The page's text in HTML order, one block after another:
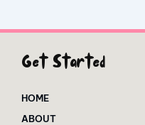
Get Started
HOME
ABOUT